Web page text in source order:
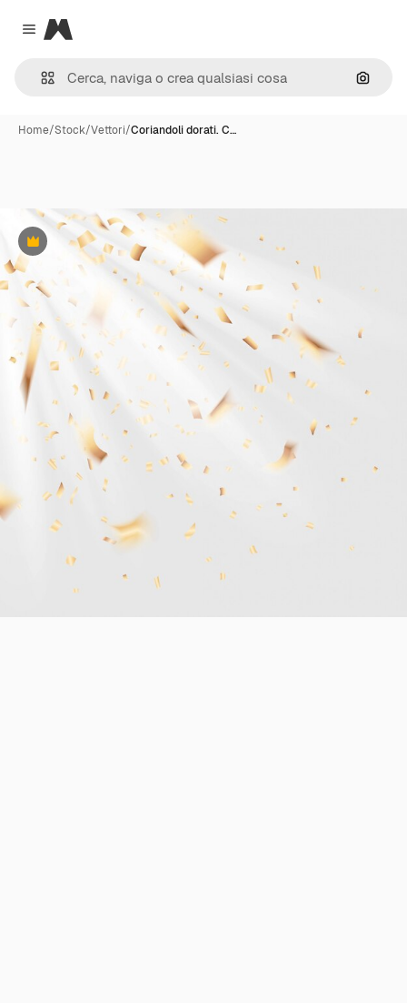
Close menu
Magnific
Cerca
Home/Stock/Vettori/Coriandoli dorati. C…
Premium